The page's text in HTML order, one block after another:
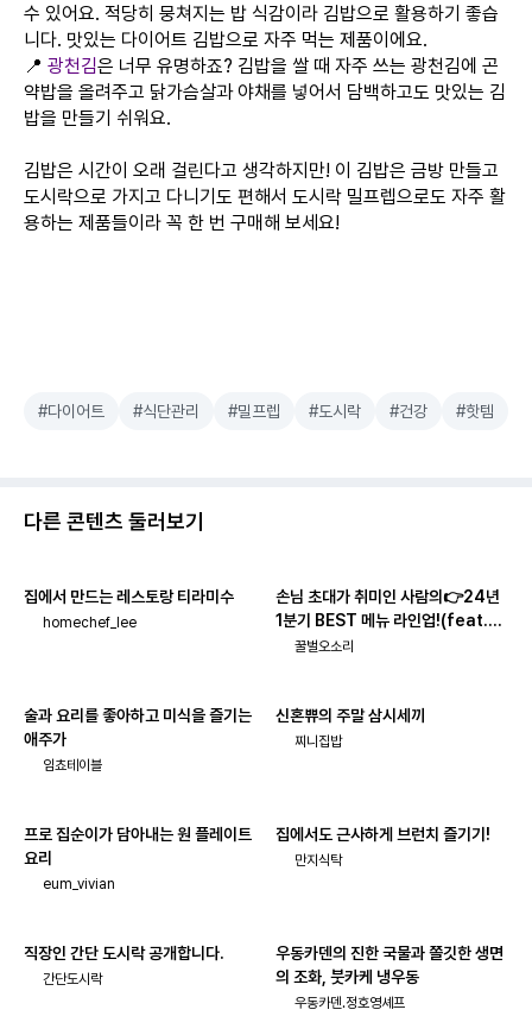
수 있어요. 적당히 뭉쳐지는 밥 식감이라 김밥으로 활용하기 좋습
니다. 맛있는 다이어트 김밥으로 자주 먹는 제품이에요.
📍 광천김은 너무 유명하죠? 김밥을 쌀 때 자주 쓰는 광천김에 곤
약밥을 올려주고 닭가슴살과 야채를 넣어서 담백하고도 맛있는 김
밥을 만들기 쉬워요.
김밥은 시간이 오래 걸린다고 생각하지만! 이 김밥은 금방 만들고
도시락으로 가지고 다니기도 편해서 도시락 밀프렙으로도 자주 활
용하는 제품들이라 꼭 한 번 구매해 보세요!
#다이어트 #식단관리 #밀프렙 #도시락 #건강 #핫템
다른 콘텐츠 둘러보기
집에서 만드는 레스토랑 티라미수
homechef_lee
손님 초대가 취미인 사람의👉24년
1분기 BEST 메뉴 라인업!(feat.주
류_페어링)
꿀벌오소리
술과 요리를 좋아하고 미식을 즐기는
애주가
임쵸테이블
신혼쀼의 주말 삼시세끼
찌니집밥
프로 집순이가 담아내는 원 플레이트
요리
eum_vivian
집에서도 근사하게 브런치 즐기기!
만지식탁
직장인 간단 도시락 공개합니다.
간단도시락
우동카덴의 진한 국물과 쫄깃한 생면
의 조화, 붓카케 냉우동
우동카덴.정호영셰프